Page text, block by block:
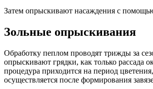
Затем опрыскивают насаждения с
Зольные опрыскивания
Обработку пеплом проводят трижды за
опрыскивают грядки, как только рассада
процедура приходится на период
осуществляется после формирования